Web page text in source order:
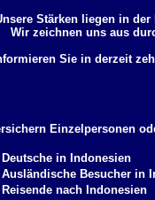
Stärken liegen in
Wir zeichnen uns aus
Sie in derzeit
Einzelpersonen
Deutsche in Indonesien
Ausländische Besucher in
Reisende nach Indonesien